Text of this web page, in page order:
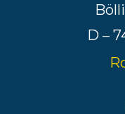
D –